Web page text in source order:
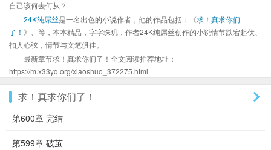
自己该何去何从？
24K纯屌丝是一名出色的小说作者，他的作品包括：《求！真求你们
了！ 》、等，本本精品，字字珠玑，作者24K纯屌丝创作的小说情节跌宕起伏、
扣人心弦，情节与文笔俱佳。
最新章节求！真求你们了！全文阅读推荐地址：
https://m.x33yq.org/xiaoshuo_372275.html
求！真求你们了！
第600章 完结
第599章 破茧